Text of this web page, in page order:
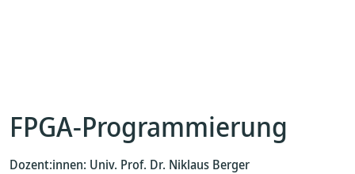
FPGA-Programmierung
Dozent:innen: Univ. Prof. Dr. Niklaus Berger